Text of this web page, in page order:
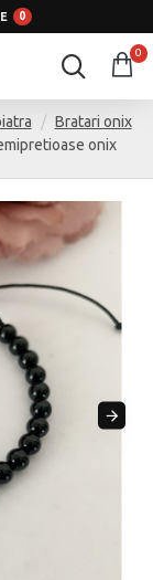
0
0
Bratari onix
onix